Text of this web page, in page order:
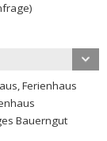
Ferienhaus
Bauerngut